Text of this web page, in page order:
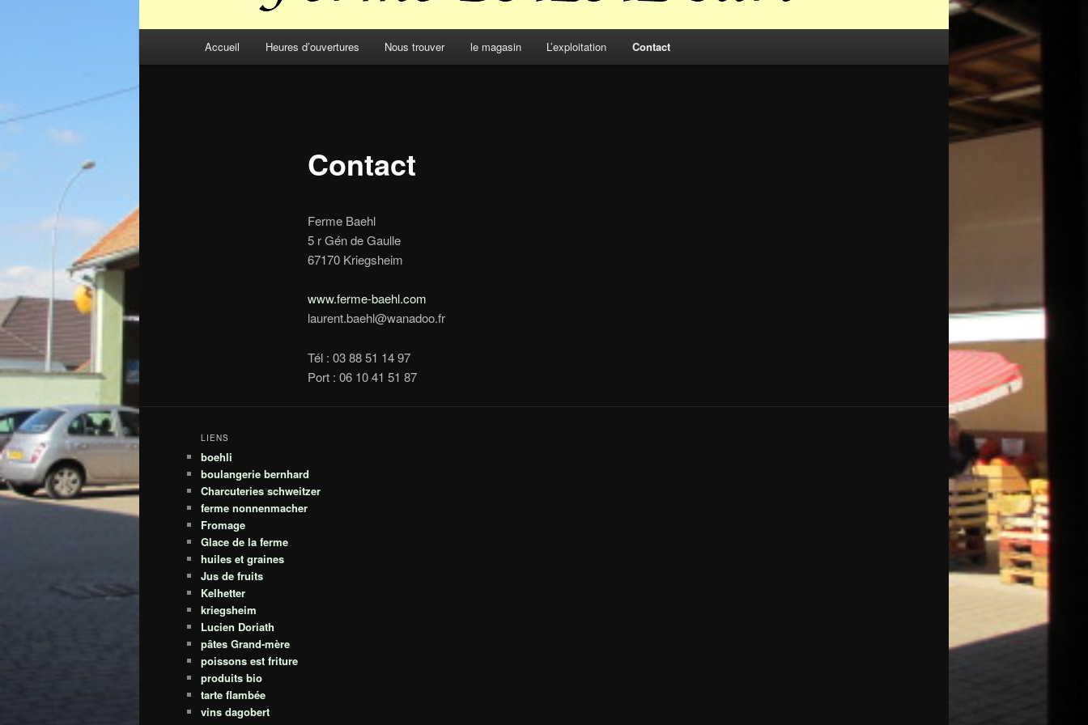
Accueil Heures d’ouvertures Nous trouver le magasin L’exploitation Contact
Contact
Ferme Baehl
5 r Gén de Gaulle
67170 Kriegsheim
www.ferme-baehl.com
laurent.baehl@wanadoo.fr
Tél : 03 88 51 14 97
Port : 06 10 41 51 87
LIENS
boehli
boulangerie bernhard
Charcuteries schweitzer
ferme nonnenmacher
Fromage
Glace de la ferme
huiles et graines
Jus de fruits
Kelhetter
kriegsheim
Lucien Doriath
pâtes Grand-mère
poissons est friture
produits bio
tarte flambée
vins dagobert